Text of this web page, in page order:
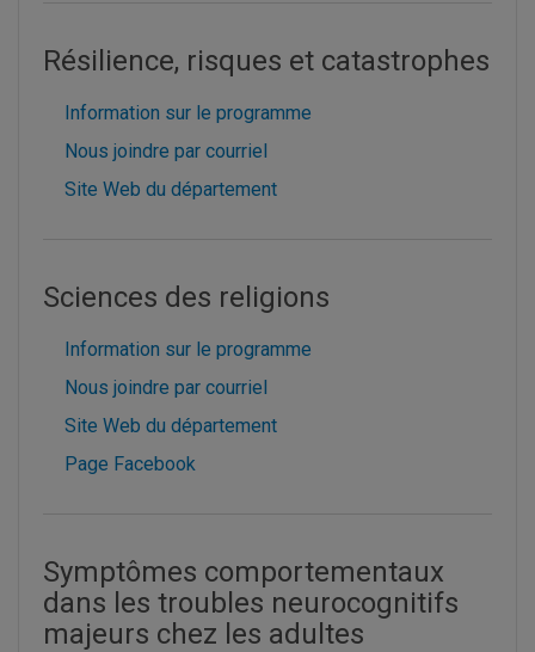
Résilience, risques et catastrophes
Information sur le programme
Nous joindre par courriel
Site Web du département
Sciences des religions
Information sur le programme
Nous joindre par courriel
Site Web du département
Page Facebook
Symptômes comportementaux
dans les troubles neurocognitifs
majeurs chez les adultes